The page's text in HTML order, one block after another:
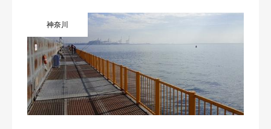
潮通しが良くイワシやアジから大物のスズキまで季節に
応じ様々な魚種を狙える釣場です。 釣り座には１１０c
mのフェンスがありますのでファミリーフィッシングの
場所として人気があります。
神奈川